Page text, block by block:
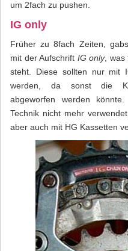
um 2fach zu pushen.
IG only
Früher zu 8fach Zeiten,
mit der Aufschrift IG only, was
steht. Diese sollten nur mit
werden, da sonst die
abgeworfen werden
Technik nicht mehr
aber auch mit HG Kassetten